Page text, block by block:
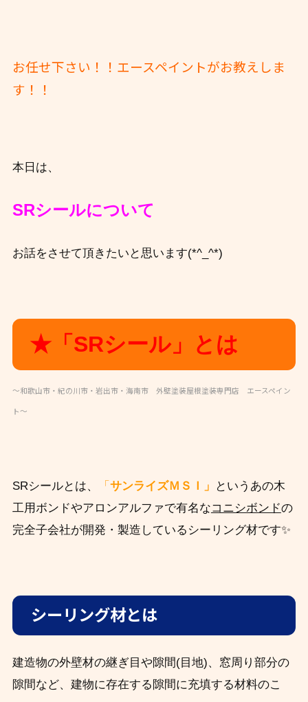
お任せ下さい！！エースペイントがお教えしま
す！！
本日は、
SRシールについて
お話をさせて頂きたいと思います(*^_^*)
★「SRシール」とは
～和歌山市・紀の川市・岩出市・海南市 外壁塗装屋根塗装専門店 エースペイン
ト～
SRシールとは、 「 サンライズＭＳＩ」
というあの木
工用ボンドやアロンアルファで有名なコニシボンドの
完全子会社が開発・製造しているシーリング材です✨
シーリング材とは
建造物の外壁材の継ぎ目や隙間(目地)、窓周り部分の
隙間など、建物に存在する隙間に充填する材料のこ